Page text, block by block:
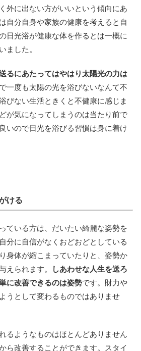
外に出ない方がいいという傾向にあ
自分自身や家族の健康を考えると自
日光浴が健康な体を作るとは一概に
ました。
るにあたってはやはり太陽光の力は
一度も太陽の光を浴びないなんて不
びない生活ときくと不健康に感じま
が気になってしまうのは当たり前で
いので日光を浴びる習慣は身に着け
ける
ている方は、だいたい綺麗な姿勢を
分に自信がなくおどおどとしている
身体が縮こまっていたりと、姿勢か
えられます。
しあわせな人生を送ろ
に改善できるのは姿勢です。財力や
うとして変わるものではありませ
るようなものはほとんどありません
ら改善することができます。スタイ